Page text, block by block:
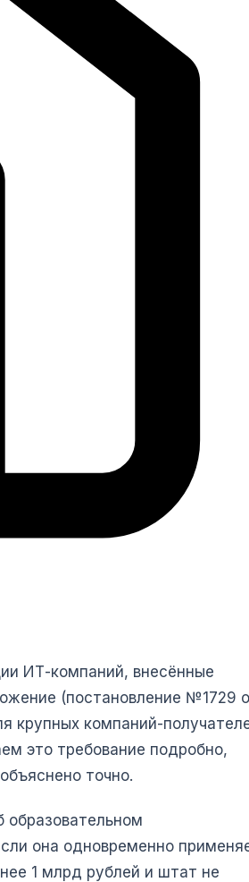
ИТ-компаний, внесённые
(постановление №1729
крупных компаний-
это требование подробно,
точно.
образовательном
она одновременно
1 млрд рублей и штат не